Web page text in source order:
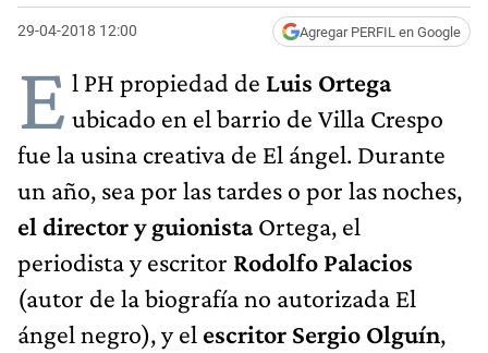
29-04-2018 12:00 Agregar PERFIL en Google
E l PH propiedad de Luis Ortega
ubicado en el barrio de Villa Crespo
fue la usina creativa de El ángel. Durante
un año, sea por las tardes o por las noches,
el director y guionistaOrtega, el
periodista y escritor Rodolfo Palacios
(autor de la biografía no autorizada El
ángel negro), y el escritor Sergio Olguín,